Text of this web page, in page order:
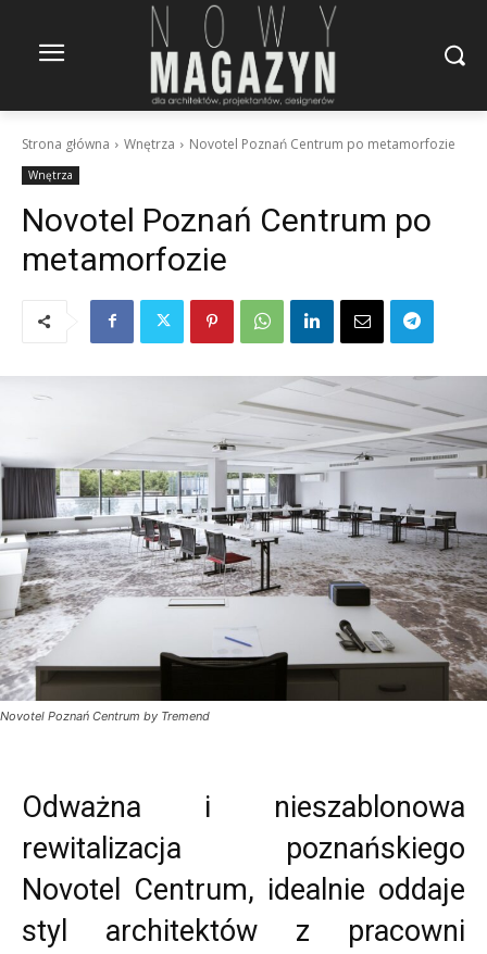
Strona główna Wnętrza Novotel Poznań Centrum po metamorfozie
Wnętrza
Novotel Poznań Centrum po
metamorfozie
Novotel Poznań Centrum by Tremend
Odważna i nieszablonowa
rewitalizacja poznańskiego
Novotel Centrum, idealnie oddaje
styl architektów z pracowni